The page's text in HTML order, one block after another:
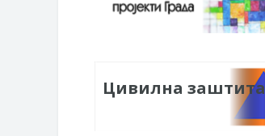
Цивилна заштита